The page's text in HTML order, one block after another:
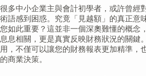
很多中小企業主與會計初學者，或許曾經
術語感到困惑。究竟「見越額」的真正意
您如此重要？這並非一個深奧難懂的概念
息息相關，更是真實反映財務狀況的關鍵
用，不僅可以讓您的財務報表更加精準，
的商業決策。